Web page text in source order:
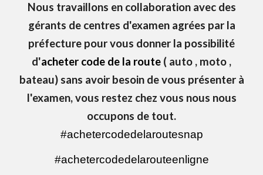
Nous travaillons en collaboration avec des
gérants de centres d'examen agrées par la
préfecture pour vous donner la possibilité
d'acheter code de la route ( auto , moto ,
bateau)sans avoir besoin de vous présenter à
l'examen, vous restez chez vous nous nous
occupons de tout.
#achetercodedelaroutesnap
#achetercodedelarouteenligne